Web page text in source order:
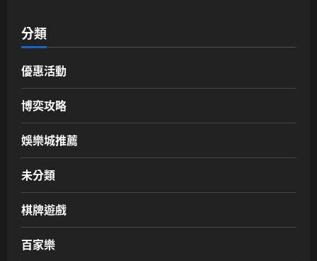
分類
優惠活動
博奕攻略
娛樂城推薦
未分類
棋牌遊戲
百家樂